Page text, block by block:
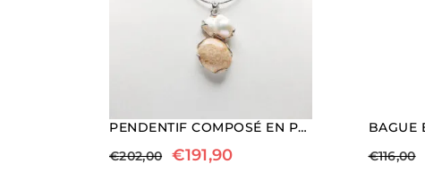
PENDENTIF COMPOSÉ EN PERLE ET CORAIL FOSSILE AVEC ARGENT
€202,00 €191,90
€116,00